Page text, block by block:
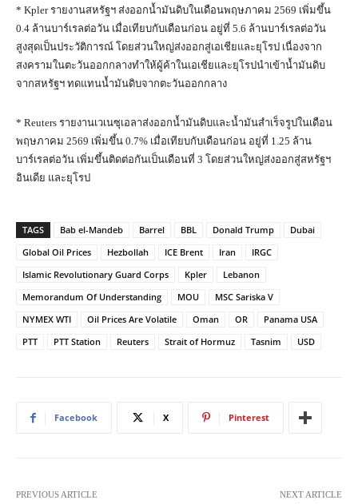
* Kpler รายงานสหรัฐฯ ส่งออกน้ำมันดิบในเดือนพฤษภาคม 2569 เพิ่มขึ้น
0.4 ล้านบาร์เรลต่อวัน เมื่อเทียบกับเดือนก่อน อยู่ที่ 5.6 ล้านบาร์เรลต่อวัน
สูงสุดเป็นประวัติการณ์ โดยส่วนใหญ่ส่งออกสู่เอเชียและยุโรป เนื่องจาก
สงครามในตะวันออกกลางทำให้ผู้ค้าในเอเชียและยุโรปนำเข้าน้ำมันดิบ
จากสหรัฐฯ ทดแทนน้ำมันดิบจากตะวันออกกลาง
* Reuters รายงานเวเนซุเอลาส่งออกน้ำมันดิบและน้ำมันสำเร็จรูปในเดือน
พฤษภาคม 2569 เพิ่มขึ้น 0.7% เมื่อเทียบกับเดือนก่อน อยู่ที่ 1.25 ล้าน
บาร์เรลต่อวัน เพิ่มขึ้นติดต่อกันเป็นเดือนที่ 3 โดยส่วนใหญ่ส่งออกสู่สหรัฐฯ
อินเดีย และยุโรป
TAGS Bab el-Mandeb Barrel BBL Donald Trump
Dubai
Global Oil Prices
Hezbollah ICE Brent Iran
IRGC
Islamic Revolutionary Guard Corps
Kpler
Lebanon
Memorandum Of Understanding
MOU
MSC Sariska V
NYMEX WTI
Oil Prices Are Volatile Oman OR
Panama USA
PTT
PTT Station Reuters Strait of Hormuz Tasnim USD
Facebook X Pinterest
PREVIOUS ARTICLE NEXT ARTICLE